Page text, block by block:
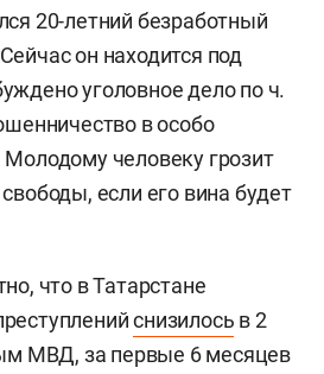
20-летний безработный
он находится под
уголовное дело по ч.
в особо
человеку грозит
если его вина будет
что в Татарстане
снизилось в 2
МВД, за первые 6 месяцев